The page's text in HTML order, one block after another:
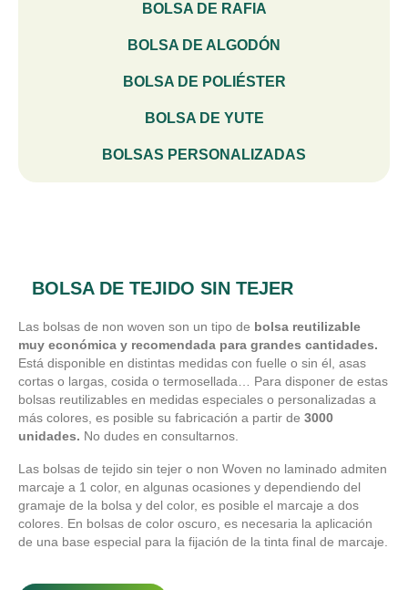
BOLSA DE RAFIA
BOLSA DE ALGODÓN
BOLSA DE POLIÉSTER
BOLSA DE YUTE
BOLSAS PERSONALIZADAS
BOLSA DE TEJIDO SIN TEJER
Las bolsas de non woven son un tipo de bolsa reutilizable
muy económica y recomendada para grandes cantidades.
Está disponible en distintas medidas con fuelle o sin él, asas
cortas o largas, cosida o termosellada… Para disponer de estas
bolsas reutilizables en medidas especiales o personalizadas a
más colores, es posible su fabricación a partir de 3000
unidades. No dudes en consultarnos.
Las bolsas de tejido sin tejer o non Woven no laminado admiten
marcaje a 1 color, en algunas ocasiones y dependiendo del
gramaje de la bolsa y del color, es posible el marcaje a dos
colores. En bolsas de color oscuro, es necesaria la aplicación
de una base especial para la fijación de la tinta final de marcaje.